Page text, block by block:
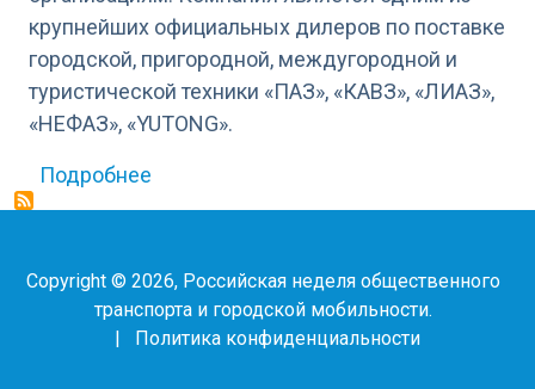
крупнейших официальных дилеров по поставке
городской, пригородной, междугородной и
туристической техники «ПАЗ», «КАВЗ», «ЛИАЗ»,
«НЕФАЗ», «YUTONG».
Подробнее
Copyright © 2026, Российская неделя общественного
транспорта и городской мобильности.
|
Политика конфиденциальности